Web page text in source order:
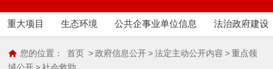
重大项目 生态环境 公共企事业单位信息 法治政府建设
您的位置： 首页 > 政府信息公开 > 法定主动公开内容 > 重点领